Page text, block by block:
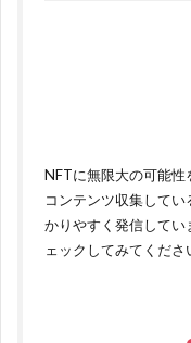
NFTに無限大の可能性
コンテンツ収集して
かりやすく発信して
ェックしてみてくださ